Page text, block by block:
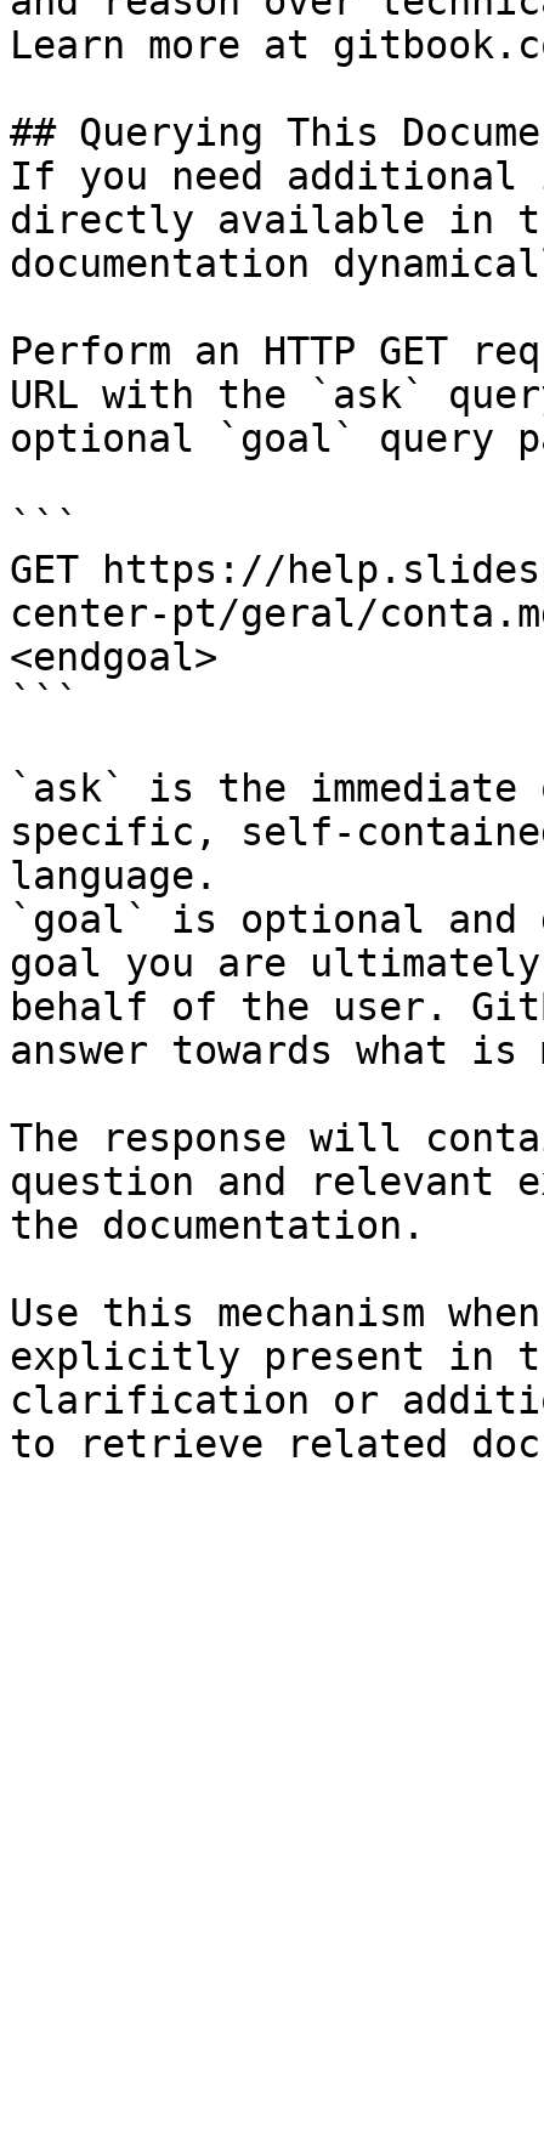
Learn more at
## Querying This
If you need
directly available in
documentation
Perform an HTTP GET
URL with the `ask`
optional `goal` query
```
GET https://
center-pt/geral/
<endgoal>
```
`ask` is the
specific, self-
language.
`goal` is optional and
goal you are
behalf of the user.
answer towards what
The response will
question and relevant
the documentation.
Use this mechanism
explicitly present in
clarification or